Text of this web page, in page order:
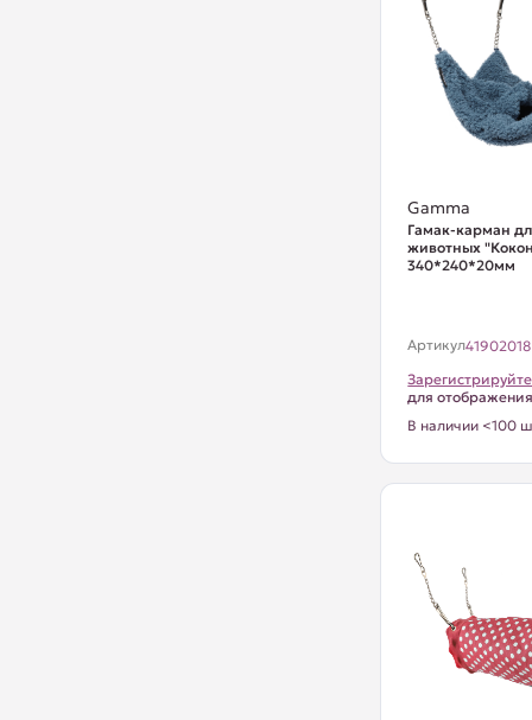
Gamma
Гамак-карман
животных
340*240*20мм
Артикул41902018
для
В наличии <100